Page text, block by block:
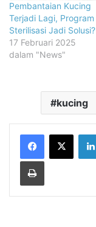
Pembantaian Kucing
Terjadi Lagi, Program
Sterilisasi Jadi Solusi?
17 Februari 2025
dalam "News"
kucing
Print